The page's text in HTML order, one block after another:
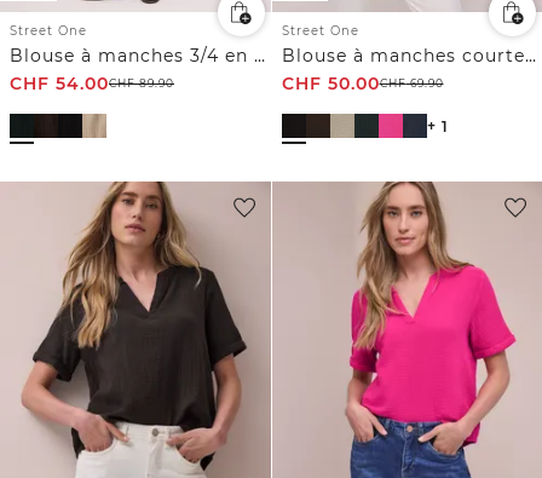
Street One
Blouse à manches 3/4 en gaze de coton
CHF 54.00CHF89.90
Street One
Blouse à manches courtes en gaze de coton
CHF 50.00CHF69.90
+ 1